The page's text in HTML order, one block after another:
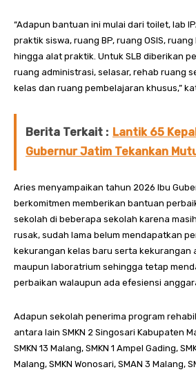
“Adapun bantuan ini mulai dari toilet, lab
praktik siswa, ruang BP, ruang OSIS, ruang
hingga alat praktik. Untuk SLB diberikan
ruang administrasi, selasar, rehab ruang
kelas dan ruang pembelajaran khusus,”
Berita Terkait : Lantik 65
Gubernur Jatim Tekankan
Aries menyampaikan tahun 2026 Ibu
berkomitmen memberikan bantuan
sekolah di beberapa sekolah karena
rusak, sudah lama belum mendapatkan
kekurangan kelas baru serta kekurangan
maupun laboratrium sehingga tetap
perbaikan walaupun ada efesiensi
Adapun sekolah penerima program
antara lain SMKN 2 Singosari Kabupaten
SMKN 13 Malang, SMKN 1 Ampel Gading,
Malang, SMKN Wonosari, SMAN 3 Malang,